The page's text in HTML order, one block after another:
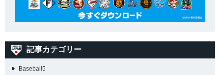
記事カテゴリー
Baseball5